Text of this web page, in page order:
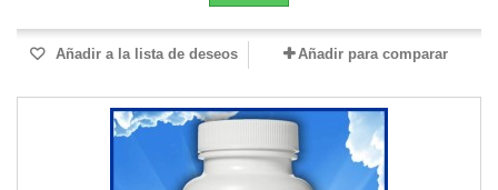
Añadir a la lista de deseos Añadir para comparar